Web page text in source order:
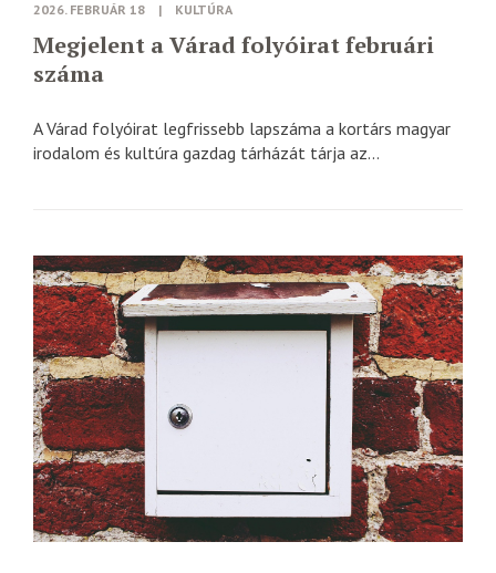
2026. FEBRUÁR 18 | KULTÚRA
Megjelent a Várad folyóirat februári
száma
A Várad folyóirat legfrissebb lapszáma a kortárs magyar
irodalom és kultúra gazdag tárházát tárja az...